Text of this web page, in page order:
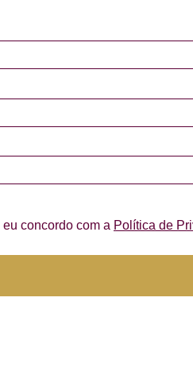
concordo com a Política de